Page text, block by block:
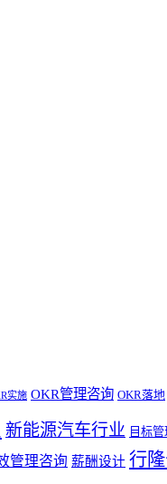
实施 OKR管理咨询 OKR落地
新能源汽车行业 目标
管理咨询 薪酬设计 行